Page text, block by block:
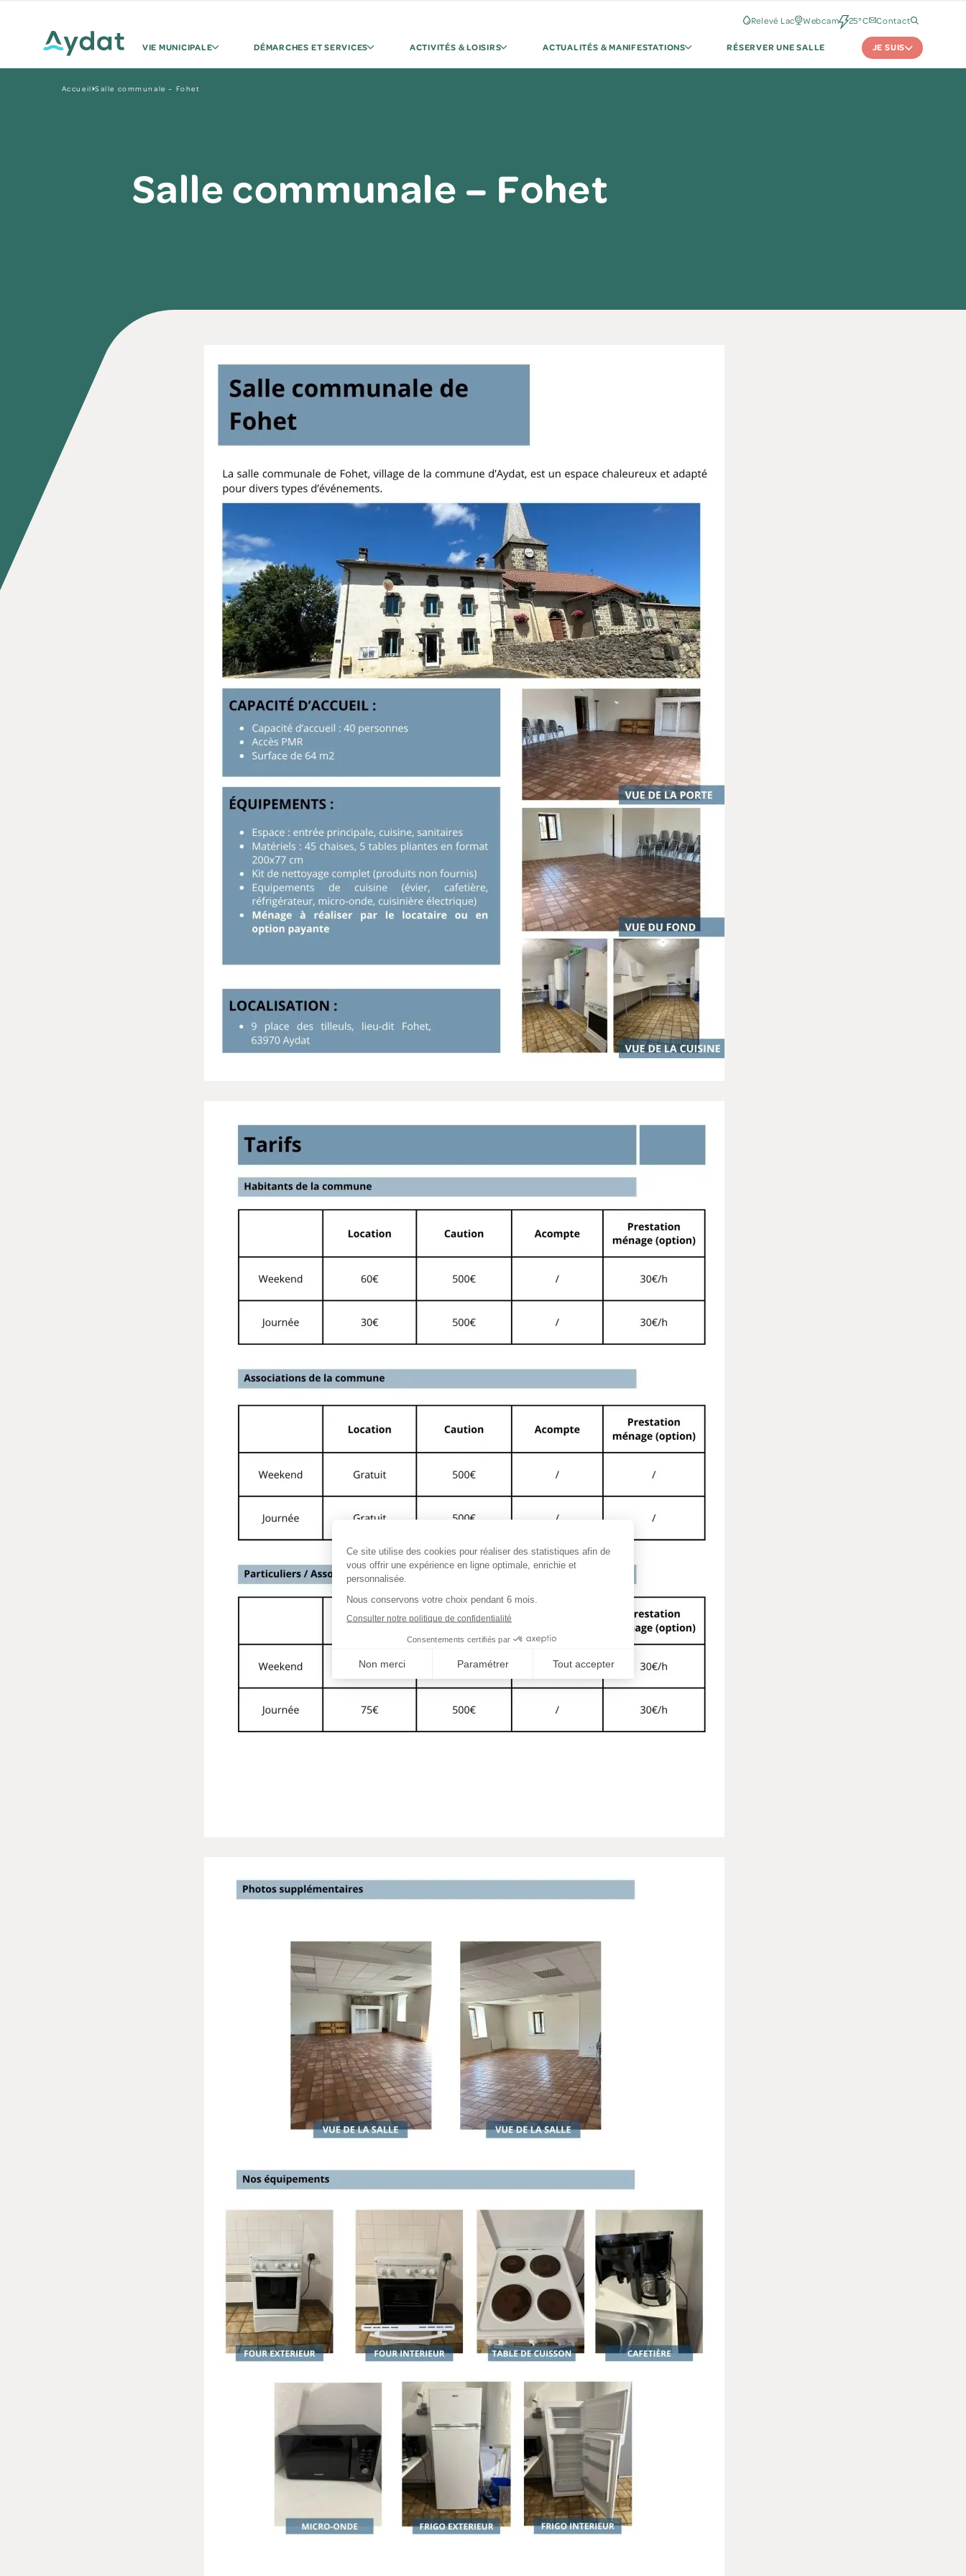
Relevé Lac Webcam 25°C Contact
VIE MUNICIPALE DÉMARCHES ET SERVICES ACTIVITÉS & LOISIRS ACTUALITÉS & MANIFESTATIONS RÉSERVER UNE SALLE JE SUIS
Accueil Salle communale – Fohet
Salle communale – Fohet